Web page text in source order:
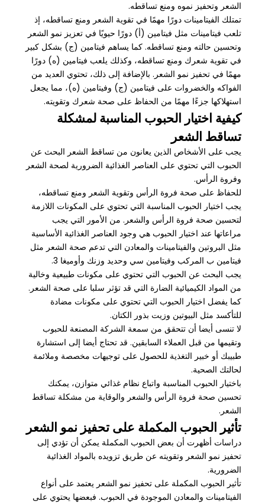
الشعر وتحفيز نموه ومنع تساقطه.
تمتلك الفيتامينات دورًا مهمًا في تقوية الشعر ومنع تساقطه، إذ
تلعب فيتامينات مثل فيتامين (أ) دورًا حيويًا في تعزيز نمو الشعر
وتحسين حالته ومنع تساقطه. كما يساهم فيتامين (ج) بشكل كبير
في تقوية شعرك ومنع تساقطه، وكذلك يلعب فيتامين (ه) دورًا
مهمًا في تحفيز نمو الشعر. بالإضافة إلى ذلك، تحتوي العديد من
الفواكه والخضروات على فيتامين (ج) وفيتامين (ه)، مما يجعل
استهلاكها جزءًا مهمًا من الحفاظ على صحة شعرك وتقويته.
كيفية اختيار الحبوب المناسبة لمشكلة
تساقط الشعر
يجب على الأشخاص الذين يعانون من تساقط الشعر البحث عن
الحبوب التي تحتوي على العناصر الغذائية الضرورية لصحة الشعر
وفروة الرأس.
للحفاظ على صحة فروة الرأس وتقوية الشعر ومنع تساقطه،
يجب اختيار الحبوب المناسبة التي تحتوي على المكونات اللازمة
لتحسين صحة فروة الرأس والشعر. من الأمور التي يجب
مراعاتها عند اختيار الحبوب هي وجود العناصر الغذائية الأساسية
مثل البروتين والفيتامينات والمعادن التي تدعم صحة الشعر مثل
فيتامين ب المركب وفيتامين سي وحديد وزنك وأوميغا 3.
يجب البحث عن الحبوب التي تحتوي على مكونات طبيعية وخالية
من المواد الكيميائية الضارة التي قد تؤثر سلبا على صحة الشعر.
كما يفضل اختيار الحبوب التي تحتوي على مكونات مضادة
للتأكسد مثل البيوتين وزيت بذور الكتان.
لا تنسى أيضا أن تتحقق من سمعة الشركة المصنعة للحبوب
وتقيمها من قبل العملاء السابقين. قد تحتاج أيضا إلى استشارة
طبيبك أو خبير التغذية للحصول على توجيهات مخصصة وملائمة
لحالتك الصحية.
باختيار الحبوب المناسبة واتباع نظام غذائي متوازن، يمكنك
تحسين صحة فروة الرأس والشعر والوقاية من مشكلة تساقط
الشعر.
تأثير الحبوب المكملة على تحفيز نمو الشعر
دراسات أظهرت أن بعض الحبوب المكملة يمكن أن تؤدي إلى
تحفيز نمو الشعر وتقويته عن طريق تزويده بالمواد الغذائية
الضرورية.
تأثير الحبوب المكملة على تحفيز نمو الشعر يعتمد على أنواع
الفيتامينات والمعادن الموجودة في الحبوب. فبعضها يحتوي على